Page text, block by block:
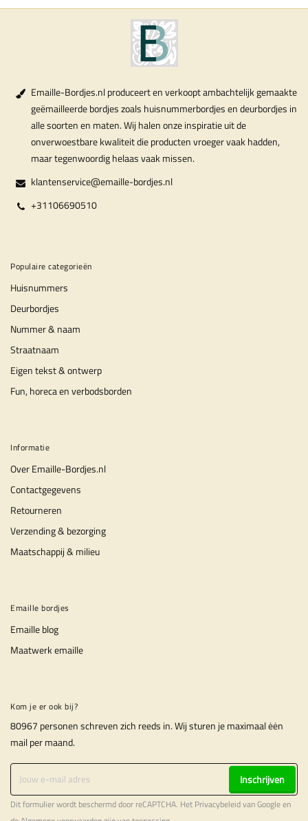
Emaille-Bordjes.nl produceert en verkoopt ambachtelijk gemaakte
geëmailleerde bordjes zoals huisnummerbordjes en deurbordjes in
alle soorten en maten. Wij halen onze inspiratie uit de
onverwoestbare kwaliteit die producten vroeger vaak hadden,
maar tegenwoordig helaas vaak missen.
klantenservice@emaille-bordjes.nl
+31106690510
Populaire categorieën
Huisnummers
Deurbordjes
Nummer & naam
Straatnaam
Eigen tekst & ontwerp
Fun, horeca en verbodsborden
Informatie
Over Emaille-Bordjes.nl
Contactgegevens
Retourneren
Verzending & bezorging
Maatschappij & milieu
Emaille bordjes
Emaille blog
Maatwerk emaille
Kom je er ook bij?
80967 personen schreven zich reeds in. Wij sturen je maximaal ėėn
mail per maand.
Inschrijven
Dit formulier wordt beschermd door reCAPTCHA. Het Privacybeleidvan Google en